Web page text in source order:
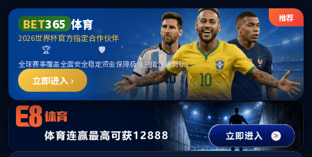
首页
学院概况
师资队伍
人才培养